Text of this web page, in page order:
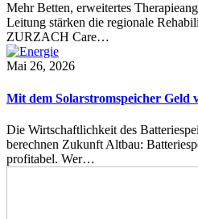
Mehr Betten, erweitertes
Leitung stärken die regionale
ZURZACH Care…
Mai 26, 2026
Mit dem Solarstromspeicher Geld
Die Wirtschaftlichkeit des
berechnen Zukunft Altbau:
profitabel. Wer…